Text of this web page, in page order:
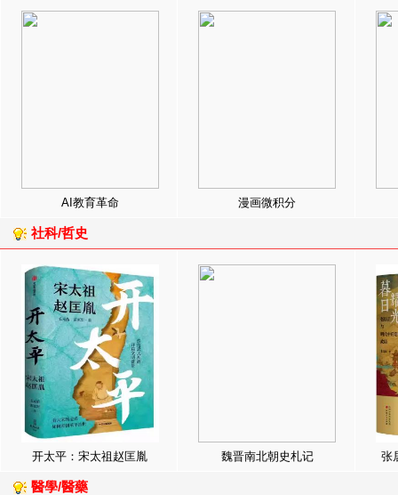
AI教育革命 漫画微积分
社科/哲史
开太平：宋太祖赵匡胤 魏晋南北朝史札记 张
醫學/醫藥